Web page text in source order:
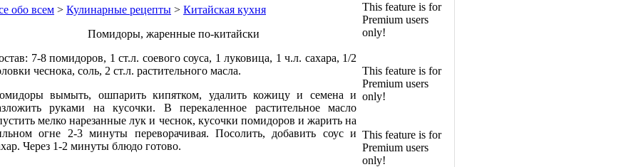
обо всем > Кулинарные рецепты > Китайская кухня
Помидоры, жаренные по-китайски
7-8 помидоров, 1 ст.л. соевого соуса, 1 луковица, 1 ч.л. сахара, 1/2
чеснока, соль, 2 ст.л. растительного масла.
вымыть, ошпарить кипятком, удалить кожицу и семена и
руками на кусочки. В перекаленное растительное масло
мелко нарезанные лук и чеснок, кусочки помидоров и жарить на
огне 2-3 минуты переворачивая. Посолить, добавить соус и
Через 1-2 минуты блюдо готово.
This feature is for
Premium users
only!
This feature is for
Premium users
only!
This feature is for
Premium users
only!